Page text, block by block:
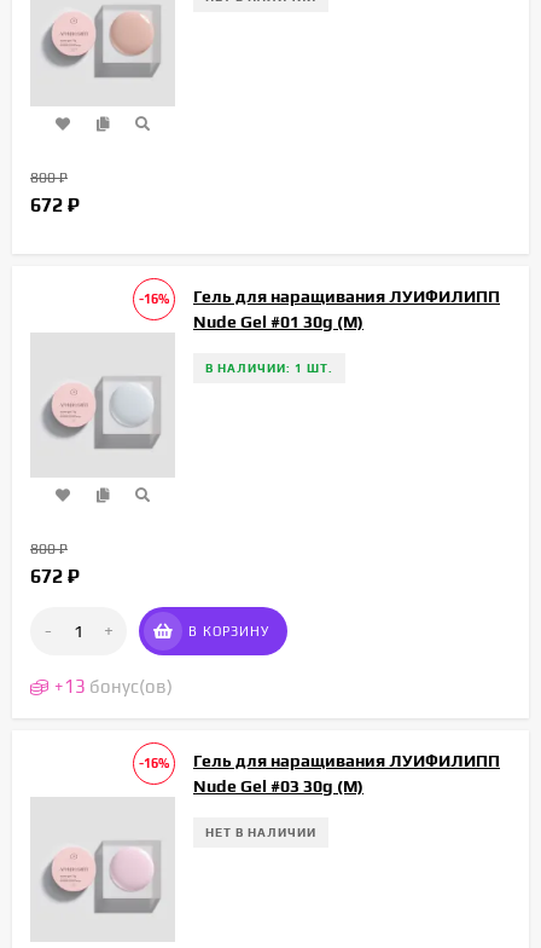
800₽
672 ₽
-16%
Гель для наращивания ЛУИФИЛИПП
Nude Gel #01 30g (М)
В НАЛИЧИИ: 1 ШТ.
800₽
672 ₽
- + В КОРЗИНУ
+13 бонус(ов)
-16%
Гель для наращивания ЛУИФИЛИПП
Nude Gel #03 30g (М)
НЕТ В НАЛИЧИИ